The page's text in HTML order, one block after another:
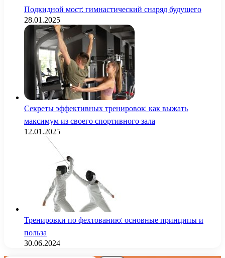
Подкидной мост: гимнастический снаряд будущего
28.01.2025
Секреты эффективных тренировок: как выжать
максимум из своего спортивного зала
12.01.2025
Тренировки по фехтованию: основные принципы и
польза
30.06.2024